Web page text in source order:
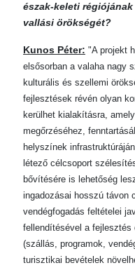
észak-keleti
vallási örökségét?
Kunos Péter: "A projekt
elsősorban a valaha nagy
kulturális és szellemi
fejlesztések révén olyan
kerülhet kialakításra,
megőrzéséhez,
helyszínek
létező célcsoport
bővítésére is lehetőség
ingadozásai hosszú távon
vendégfogadás feltételei
fellendítésével a fejlesztés
(szállás, programok,
turisztikai bevételek